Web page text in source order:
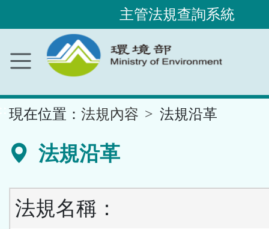
內
容
主管法規查詢系統
現在位置： 法規內容 法規沿革
法規沿革
法規名稱：